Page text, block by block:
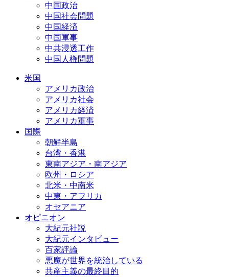
中国政治
中国社会問題
中国経済
中国軍事
中共浸透工作
中国人権問題
米国
アメリカ政治
アメリカ社会
アメリカ経済
アメリカ軍事
国際
朝鮮半島
台湾・香港
東南アジア・南アジア
欧州・ロシア
北米・中南米
中東・アフリカ
オセアニア
オピニオン
大紀元社説
大紀元インタビュー
百家評論
悪魔が世界を統治している
共産主義の最終目的